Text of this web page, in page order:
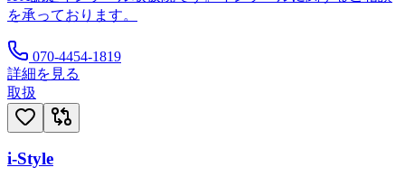
を承っております。
070-4454-1819
詳細を見る
取扱
i-Style